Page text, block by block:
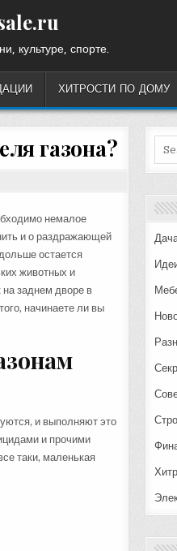
культуре, спорте.
ХИТРОСТИ ПО ДОМУ
газона?
немалое
и о раздражающей
остается
животных и
заднем дворе в
начинаете ли вы
и выполняют это
и прочими
таки, маленькая